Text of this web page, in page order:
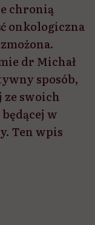
chronią
onkologiczna
dr Michał
sposób,
swoich
w
Ten wpis